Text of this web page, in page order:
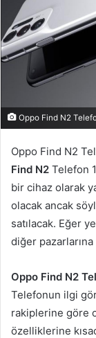
Oppo Find N2
Oppo Find N2
Find N2 Telefon
bir cihaz olarak
olacak ancak
satılacak. Eğer
diğer pazarlarına
Oppo Find N2
Telefonun ilgi
rakiplerine göre
özelliklerine